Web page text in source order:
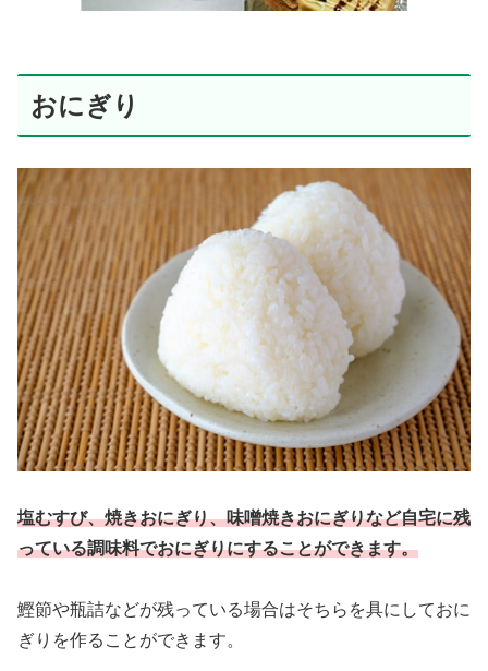
おにぎり
塩むすび、焼きおにぎり、味噌焼きおにぎりなど自宅に残
っている調味料でおにぎりにすることができます。
鰹節や瓶詰などが残っている場合はそちらを具にしておに
ぎりを作ることができます。